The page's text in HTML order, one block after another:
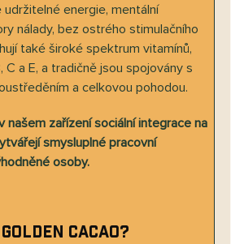
energie, mentální
nálady, bez ostrého stimulačního
také široké spektrum vitamínů,
C a E, a tradičně jsou spojovány s
a celkovou pohodou.
našem zařízení sociální integrace na
smysluplné pracovní
osoby.
Cacao?